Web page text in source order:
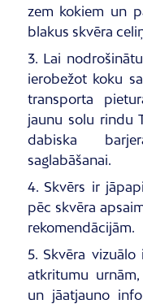
zem kokiem un
blakus skvēra
3. Lai
ierobežot koku
transporta
jaunu solu rindu
dabiska
saglabāšanai.
4. Skvērs ir
pēc skvēra
rekomendācijām.
5. Skvēra
atkritumu
un jāatjauno